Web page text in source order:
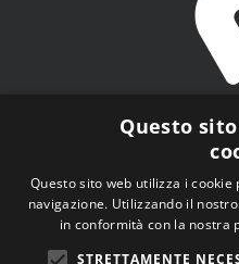
FITAV - Federazione
n.74,
Questo
Questo sito web utilizza i
navigazione. Utilizzando il
in conformità con la nostra
STRETTAMENTE